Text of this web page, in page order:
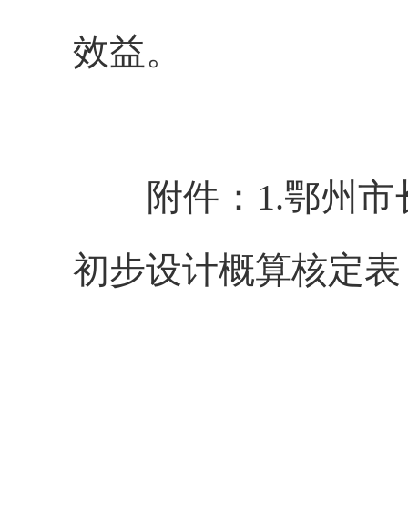
效益。
附件： 1.鄂州市
初步设计概算核定表